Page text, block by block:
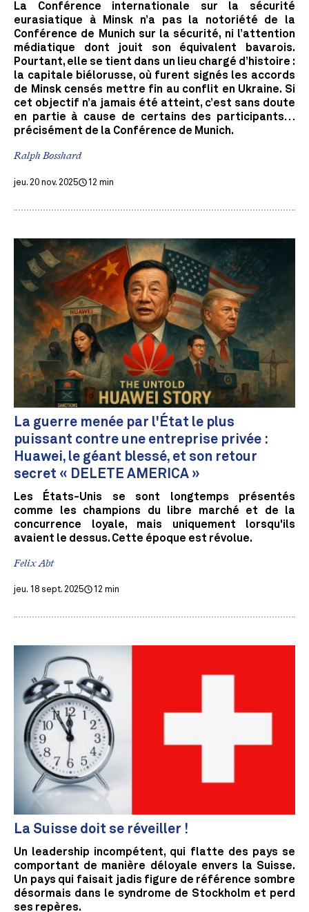
La Conférence internationale sur la sécurité
eurasiatique à Minsk n’a pas la notoriété de la
Conférence de Munich sur la sécurité, ni l’attention
médiatique dont jouit son équivalent bavarois.
Pourtant, elle se tient dans un lieu chargé d’histoire :
la capitale biélorusse, où furent signés les accords
de Minsk censés mettre fin au conflit en Ukraine. Si
cet objectif n’a jamais été atteint, c’est sans doute
en partie à cause de certains des participants…
précisément de la Conférence de Munich.
Ralph Bosshard
jeu. 20 nov. 2025 12 min
La guerre menée par l'État le plus
puissant contre une entreprise privée :
Huawei, le géant blessé, et son retour
secret « DELETE AMERICA »
Les États-Unis se sont longtemps présentés
comme les champions du libre marché et de la
concurrence loyale, mais uniquement lorsqu'ils
avaient le dessus. Cette époque est révolue.
Felix Abt
jeu. 18 sept. 2025 12 min
La Suisse doit se réveiller !
Un leadership incompétent, qui flatte des pays se
comportant de manière déloyale envers la Suisse.
Un pays qui faisait jadis figure de référence sombre
désormais dans le syndrome de Stockholm et perd
ses repères.